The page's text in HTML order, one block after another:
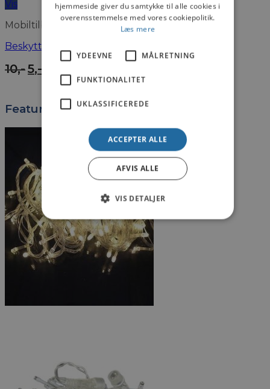
Vis
Mobiltilbehør
Beskyttelsesfilm iPhone 5/5S
10,- Den
oprindelige
10,-.
5,-
aktuelle
Featured Products Slider
hjemmeside giver du samtykke til alle cookies i
overensstemmelse med vores cookiepolitik.
Læs mere
YDEEVNE MÅLRETNING
FUNKTIONALITET
UKLASSIFICEREDE
ACCEPTER ALLE
AFVIS ALLE
VIS DETALJER